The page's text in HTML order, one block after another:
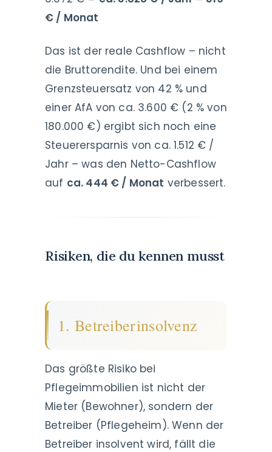
€ / Monat
Das ist der reale Cashflow – nicht
die Bruttorendite. Und bei einem
Grenzsteuersatz von 42 % und
einer AfA von ca. 3.600 € (2 % von
180.000 €) ergibt sich noch eine
Steuerersparnis von ca. 1.512 € /
Jahr – was den Netto-Cashflow
auf ca. 444 € / Monat verbessert.
Risiken, die du kennen musst
1. Betreiberinsolvenz
Das größte Risiko bei
Pflegeimmobilien ist nicht der
Mieter (Bewohner), sondern der
Betreiber (Pflegeheim). Wenn der
Betreiber insolvent wird, fällt die